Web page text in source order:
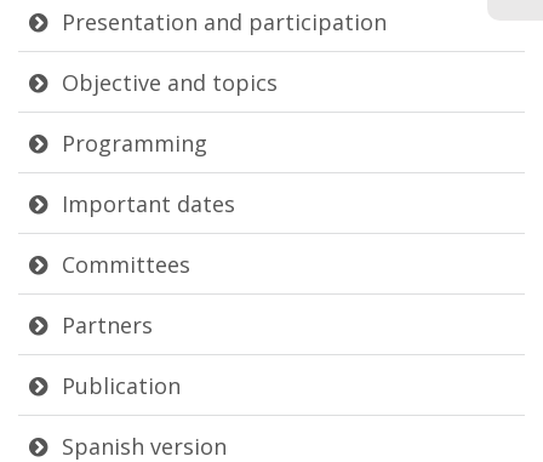
Presentation and participation
Objective and topics
Programming
Important dates
Committees
Partners
Publication
Spanish version